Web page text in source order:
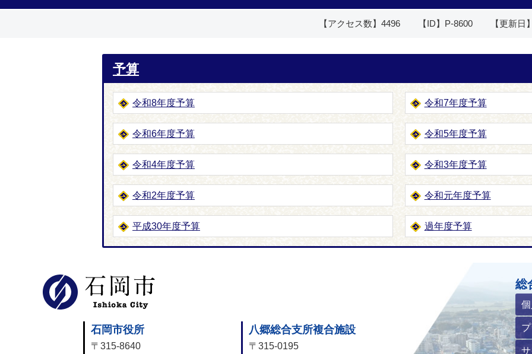
【アクセス数】 4496 【ID】 P-8600 【更新日
予算
令和8年度予算 令和7年度予算
令和6年度予算 令和5年度予算
令和4年度予算 令和3年度予算
令和2年度予算 令和元年度予算
平成30年度予算 過年度予算
石岡市役所
〒315-8640
八郷総合支所複合施設
〒315-0195
総